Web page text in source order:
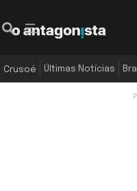
Crusoé Últimas Notícias